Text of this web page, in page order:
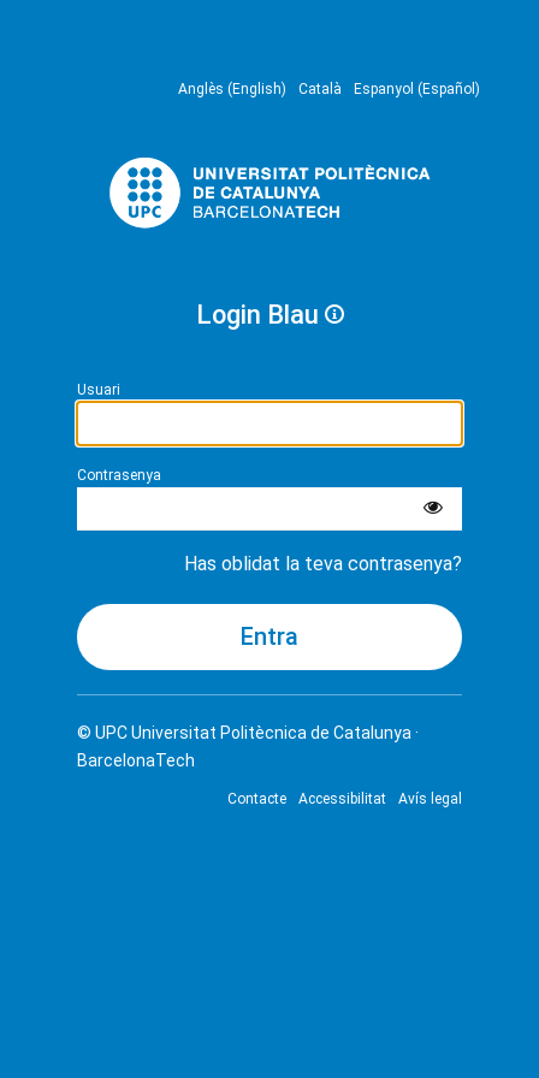
Anglès (English) Català Espanyol (Español)
Login Blau
Usuari
Contrasenya
Has oblidat la teva contrasenya?
© UPCUniversitat Politècnica de Catalunya ·
BarcelonaTech
Contacte Accessibilitat Avís legal